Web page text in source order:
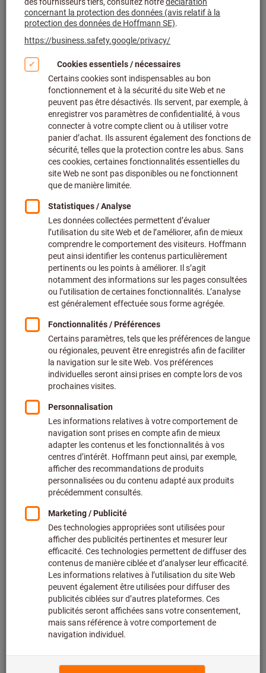
Réf.: 713040
2 variantes
+ TVA en vigueurPrix et frais de
livraison
Accéder aux variantes
Pince à becs demi-ronds, droite
KNIPEX®
Réf.: 713300
Livrable
2 variantes
28,30 €
+ TVA en vigueur Prix et frais de
Accéder aux variantes
isolée suivant VDE
KNIPEX®
Réf.: 713700
Livrable
2 variantes
livraison
Accéder aux variantes
Pince à becs demi-ronds, coudée,
chromée, avec gaine
Livrable